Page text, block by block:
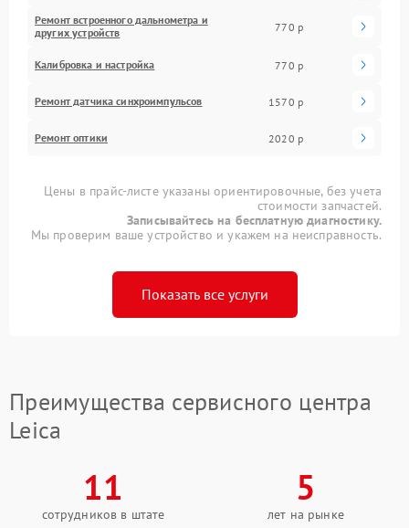
Ремонт встроенного дальнометра и
других устройств
770 р
Калибровка и настройка 770 р
Ремонт датчика синхроимпульсов 1570 р
Ремонт оптики 2020 р
Цены в прайс-листе указаны ориентировочные, без учета
стоимости запчастей.
Записывайтесь на бесплатную диагностику.
Мы проверим ваше устройство и укажем на неисправность.
Показать все услуги
Преимущества сервисного центра
Leica
11
сотрудников в штате
5
лет на рынке